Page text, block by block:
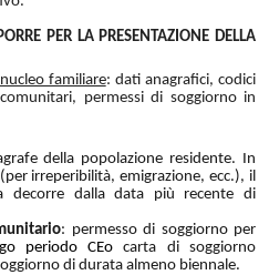
PER LA PRESENTAZIONE DELLA
familiare: dati anagrafici, codici
permessi di soggiorno in
della popolazione residente. In
irreperibilità, emigrazione, ecc.), il
decorre dalla data più recente di
: permesso di soggiorno per
periodo CEocarta di soggiorno
di durata almeno biennale.